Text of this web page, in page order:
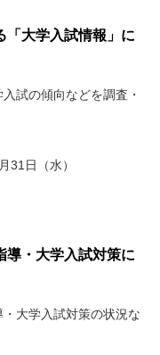
「大学入試情報」に
試の傾向などを調査・
31日（水）
導・大学入試対策に
大学入試対策の状況な